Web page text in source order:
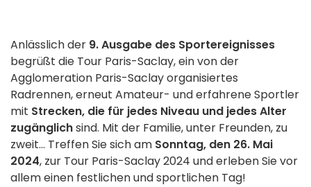
Anlässlich der 9. Ausgabe des Sportereignisses
begrüßt die Tour Paris-Saclay, ein von der
Agglomeration Paris-Saclay organisiertes
Radrennen, erneut Amateur- und erfahrene Sportler
mit Strecken, die für jedes Niveau und jedes Alter
zugänglichsind. Mit der Familie, unter Freunden, zu
zweit... Treffen Sie sich am Sonntag, den 26. Mai
2024, zur Tour Paris-Saclay 2024 und erleben Sie vor
allem einen festlichen und sportlichen Tag!